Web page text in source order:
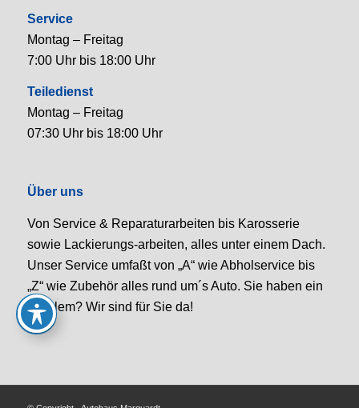
Service
Montag – Freitag
7:00 Uhr bis 18:00 Uhr
Teiledienst
Montag – Freitag
07:30 Uhr bis 18:00 Uhr
Über uns
Von Service & Reparaturarbeiten bis Karosserie
sowie Lackierungs-arbeiten, alles unter einem Dach.
Unser Service umfaßt von „A“ wie Abholservice bis
„Z“ wie Zubehör alles rund um´s Auto. Sie haben ein
Problem? Wir sind für Sie da!